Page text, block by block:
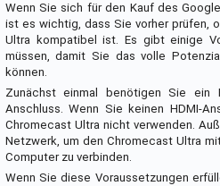
Wenn Sie sich für den Kauf des
ist es wichtig, dass Sie vorher prüfen,
Ultra kompatibel ist. Es gibt einige
müssen, damit Sie das volle
können.
Zunächst einmal benötigen Sie ein
Anschluss. Wenn Sie keinen HDMI-
Chromecast Ultra nicht verwenden.
Netzwerk, um den Chromecast Ultra
Computer zu verbinden.
Wenn Sie diese Voraussetzungen